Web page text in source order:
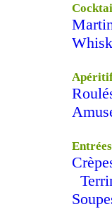
Entrées